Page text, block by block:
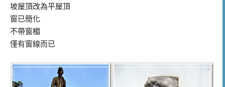
坡屋頂改為平屋頂
窗已簡化
不帶窗楣
僅有窗線而已